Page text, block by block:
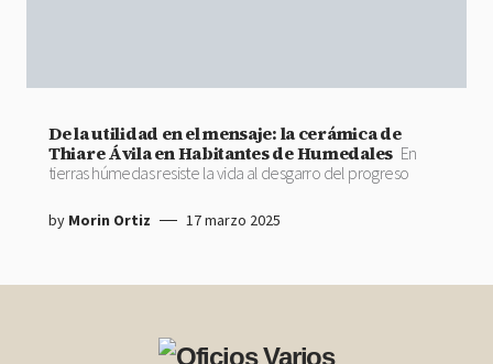
De la utilidad en el mensaje: la cerámica de
Thiare Ávila en Habitantes de Humedales En
tierras húmedas resiste la vida al desgarro del progreso
by Morin Ortiz 17 marzo 2025